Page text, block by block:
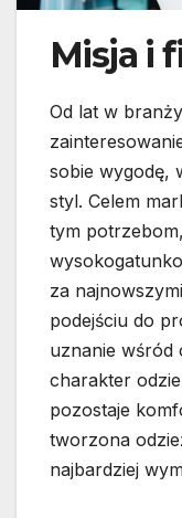
Misja i
Od lat w
sobie wygodę,
styl. Celem
tym
za
podejściu do
uznanie wśród
charakter
pozostaje
tworzona
najbardziej